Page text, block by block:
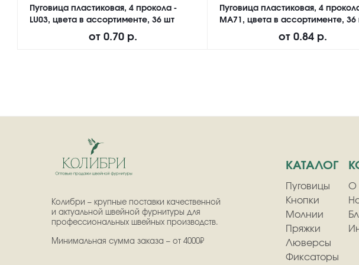
Пуговица пластиковая, 4 прокола -
LU03, цвета в ассортименте, 36 шт
от 0.70 р.
Пуговица пластиковая, 4
MA71, цвета в ассортименте, 36
от 0.84 р.
Колибри – крупные поставки качественной
и актуальной швейной фурнитуры для
профессиональных швейных производств.
Минимальная сумма заказа – от 4000₽
КАТАЛОГ
Пуговицы
Кнопки
Молнии
Пряжки
Люверсы
Фиксаторы
О